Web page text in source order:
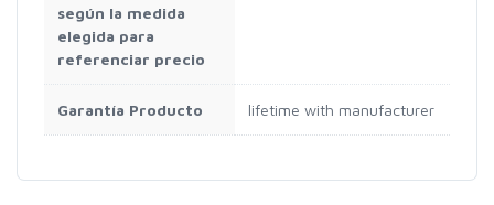
según la medida
elegida para
referenciar precio
Garantía Producto lifetime with manufacturer